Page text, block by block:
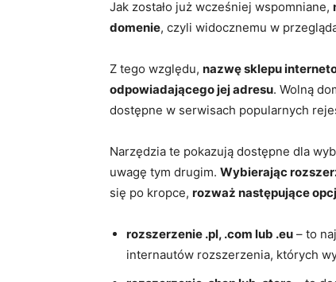
Jak zostało już wcześniej wspomniane,
domenie, czyli widocznemu w
Z tego względu, nazwę sklepu
odpowiadającego jej adresu. Wolną
dostępne w serwisach popularnych
Narzędzia te pokazują dostępne dla
uwagę tym drugim. Wybierając
się po kropce, rozważ następujące
rozszerzenie .pl, .com lub .eu – to
internautów rozszerzenia, których